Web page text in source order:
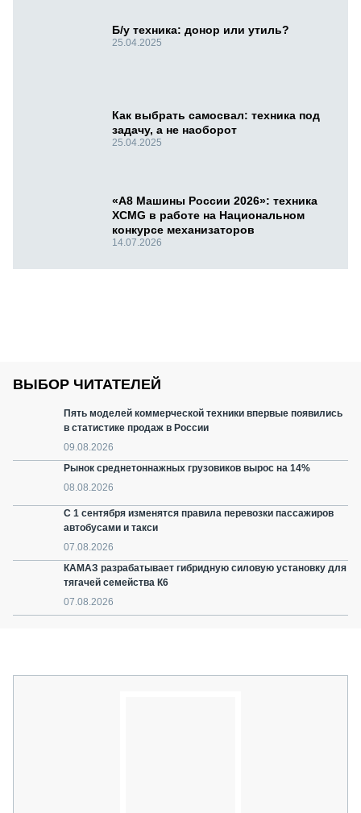
Б/у техника: донор или утиль?
25.04.2025
Как выбрать самосвал: техника под
задачу, а не наоборот
25.04.2025
«А8 Машины России 2026»: техника
XCMG в работе на Национальном
конкурсе механизаторов
14.07.2026
ВЫБОР ЧИТАТЕЛЕЙ
Пять моделей коммерческой техники впервые появились
в статистике продаж в России
09.08.2026
Рынок среднетоннажных грузовиков вырос на 14%
08.08.2026
С 1 сентября изменятся правила перевозки пассажиров
автобусами и такси
07.08.2026
КАМАЗ разрабатывает гибридную силовую установку для
тягачей семейства К6
07.08.2026